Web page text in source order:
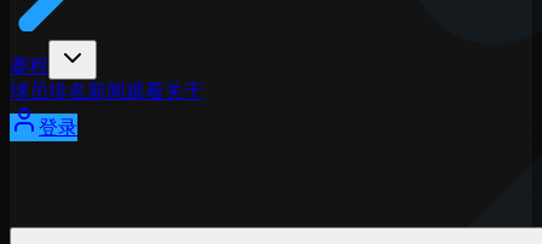
赛程
球员排名新闻观看关于
登录